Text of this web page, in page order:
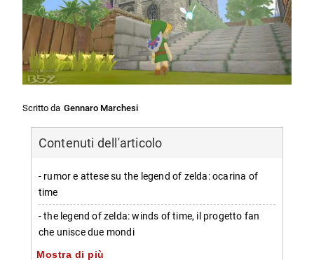
Scritto da Gennaro Marchesi
Contenuti dell'articolo
- rumor e attese su the legend of zelda: ocarina of
time
- the legend of zelda: winds of time, il progetto fan
che unisce due mondi
-- bigsharkz e il video di aggiornamento sullo sviluppo
Mostra di più